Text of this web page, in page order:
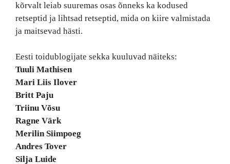
kõrvalt leiab suuremas osas õnneks ka kodused
retseptid ja lihtsad retseptid, mida on kiire valmistada
ja maitsevad hästi.
Eesti toidublogijate sekka kuuluvad näiteks:
Tuuli Mathisen
Mari Liis Ilover
Britt Paju
Triinu Võsu
Ragne Värk
Merilin Siimpoeg
Andres Tover
Silja Luide